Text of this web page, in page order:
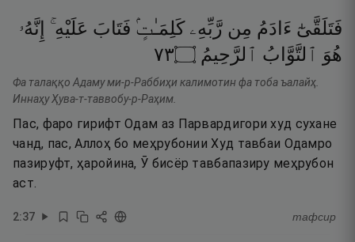
فَتَلَقَّىٰٓ ءَادَمُ مِن رَّبِّهِۦ كَلِمَـٰتٍۢ فَتَابَ عَلَيْهِ ۚ إِنَّهُۥ
هُوَ ٱلتَّوَّابُ ٱلرَّحِيمُ ۝٣٧
Фа талаққо Адаму ми-р-Раббиҳи калимотин фа тоба ъалайҳ.
Иннаҳу Ҳува-т-таввобу-р-Раҳим.
Пас, фаро гирифт Одам аз Парвардигори худ сухане
чанд, пас, Аллоҳ бо меҳрубонии Худ тавбаи Одамро
пазируфт, ҳаройина, Ӯ бисёр тавбапазиру меҳрубон
аст.
2:37 тафсир